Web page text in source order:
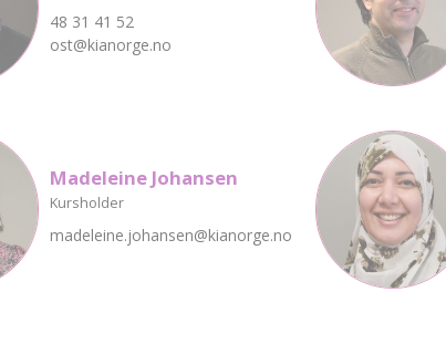
48 31 41 52
ost@kianorge.no
Madeleine Johansen
Kursholder
madeleine.johansen@kianorge.no